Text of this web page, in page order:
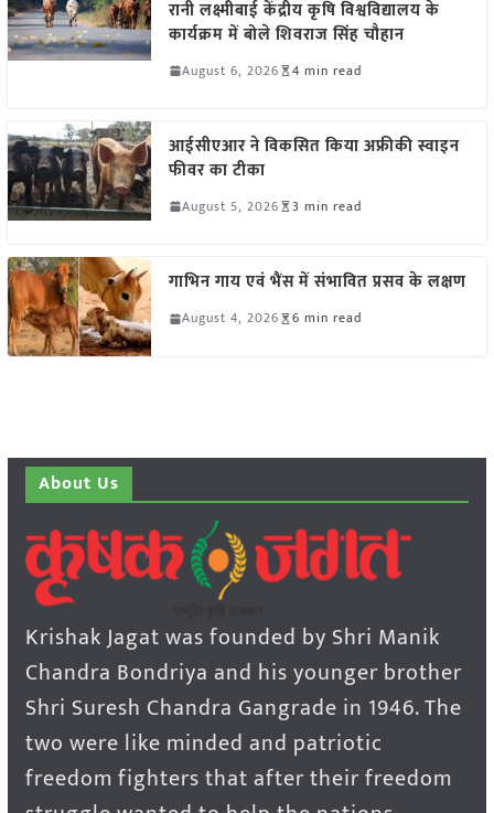
रानी लक्ष्मीबाई केंद्रीय कृषि विश्वविद्यालय के
कार्यक्रम में बोले शिवराज सिंह चौहान
August 6, 2026 4 min read
आईसीएआर ने विकसित किया अफ्रीकी स्वाइन
फीवर का टीका
August 5, 2026 3 min read
गाभिन गाय एवं भैंस में संभावित प्रसव के लक्षण
August 4, 2026 6 min read
About Us
Krishak Jagat was founded by Shri Manik
Chandra Bondriya and his younger brother
Shri Suresh Chandra Gangrade in 1946. The
two were like minded and patriotic
freedom fighters that after their freedom